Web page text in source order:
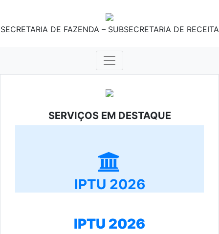
SECRETARIA DE FAZENDA – SUBSECRETARIA DE RECEITA
SERVIÇOS EM DESTAQUE
IPTU 2026
IPTU 2026